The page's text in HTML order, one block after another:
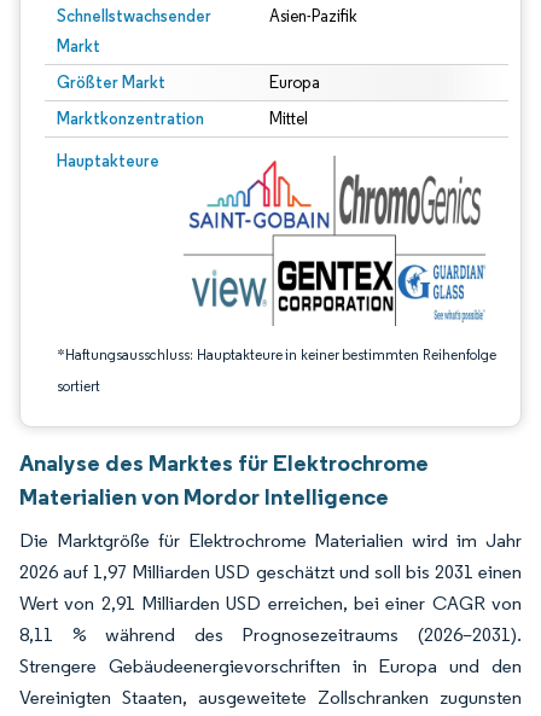
Schnellstwachsender
Markt
Asien-Pazifik
Größter Markt Europa
Marktkonzentration Mittel
Hauptakteure
*Haftungsausschluss: Hauptakteure in keiner bestimmten Reihenfolge
sortiert
Bild © Mordor Intelligence. Wiederverwendung erfordert Namensnennung
Analyse des Marktes für Elektrochrome
Materialien von Mordor Intelligence
Die Marktgröße für Elektrochrome Materialien wird im Jahr
2026 auf 1,97 Milliarden USD geschätzt und soll bis 2031 einen
Wert von 2,91 Milliarden USD erreichen, bei einer CAGR von
8,11 % während des Prognosezeitraums (2026–2031).
Strengere Gebäudeenergievorschriften in Europa und den
Vereinigten Staaten, ausgeweitete Zollschranken zugunsten